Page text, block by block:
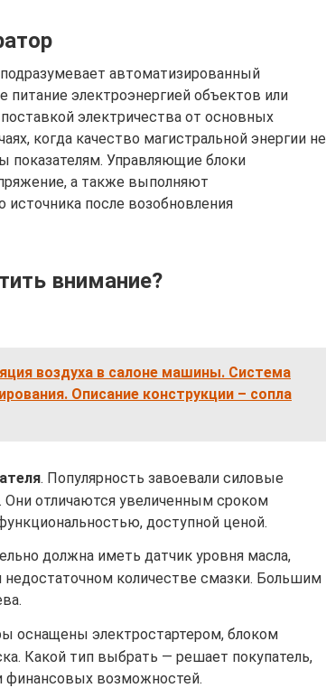
автоматизированный
электроэнергией объектов или
электричества от основных
когда качество магистральной энергии не
показателям. Управляющие блоки
а также выполняют
после возобновления
внимание?
воздуха в салоне машины. Система
Описание конструкции – сопла
. Популярность завоевали силовые
Они отличаются увеличенным сроком
доступной ценой.
должна иметь датчик уровня масла,
количестве смазки. Большим
оснащены электростартером, блоком
Какой тип выбрать — решает покупатель,
финансовых возможностей.